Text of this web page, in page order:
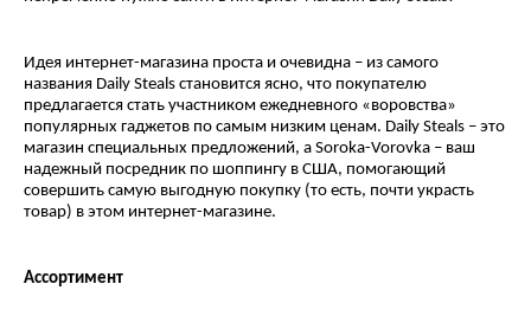
Идея интернет-магазина проста и очевидна – из самого
названия Daily Steals становится ясно, что покупателю
предлагается стать участником ежедневного «воровства»
популярных гаджетов по самым низким ценам. Daily Steals – это
магазин специальных предложений, а Soroka-Vorovka – ваш
надежный посредник по шоппингу в США, помогающий
совершить самую выгодную покупку (то есть, почти украсть
товар) в этом интернет-магазине.
Ассортимент